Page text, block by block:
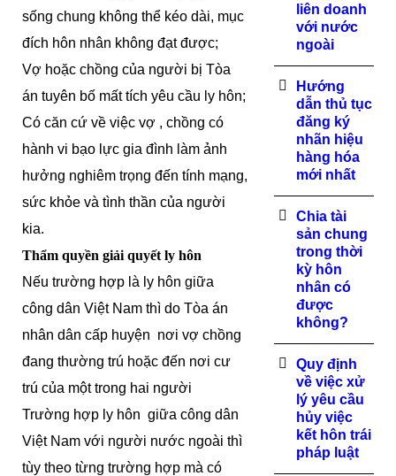
sống chung không thể kéo dài, mục
đích hôn nhân không đạt được;
Vợ hoặc chồng của người bị Tòa
án tuyên bố mất tích yêu cầu ly hôn;
Có căn cứ về việc vợ , chồng có
hành vi bạo lực gia đình làm ảnh
hưởng nghiêm trọng đến tính mạng,
sức khỏe và tình thần của người
kia.
Thẩm quyền giải quyết ly hôn
Nếu trường hợp là ly hôn giữa
công dân Việt Nam thì do Tòa án
nhân dân cấp huyện nơi vợ chồng
đang thường trú hoặc đến nơi cư
trú của một trong hai người
Trường hợp ly hôn giữa công dân
Việt Nam với người nước ngoài thì
tùy theo từng trường hợp mà có
liên doanh
với nước
ngoài
Hướng
dẫn thủ tục
đăng ký
nhãn hiệu
hàng hóa
mới nhất
Chia tài
sản chung
trong thời
kỳ hôn
nhân có
được
không?
Quy định
về việc xử
lý yêu cầu
hủy việc
kết hôn trái
pháp luật